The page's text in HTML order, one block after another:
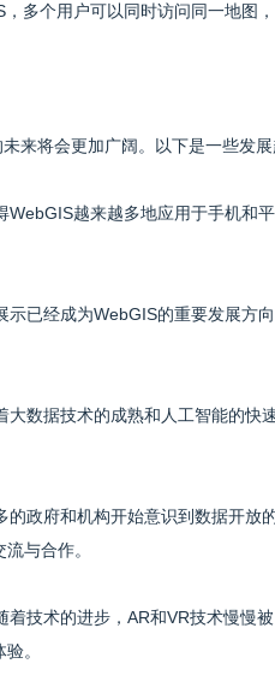
多个用户可以同时访问同一地图
来将会更加广阔。以下是一些发
WebGIS越来越多地应用于手机和
示已经成为WebGIS的重要发展方
大数据技术的成熟和人工智能的
的政府和机构开始意识到数据开
与合作。
技术的进步，AR和VR技术慢慢
。